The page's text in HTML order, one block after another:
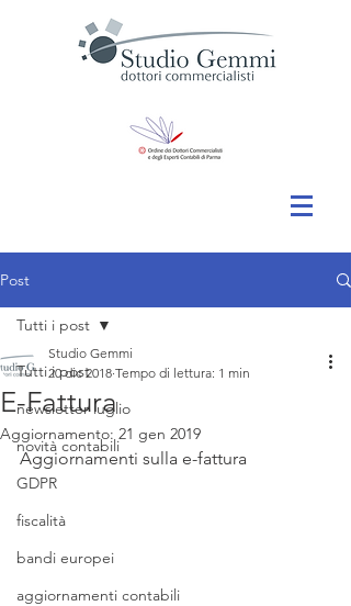
Post
Tutti i post
newsletter luglio
novità contabili
GDPR
fiscalità
bandi europei
aggiornamenti contabili
Tutti i post
E-Fattura
Studio Gemmi
20 dic 2018 Tempo di lettura: 1 min
Aggiornamento: 21 gen 2019
Aggiornamenti sulla e-fattura